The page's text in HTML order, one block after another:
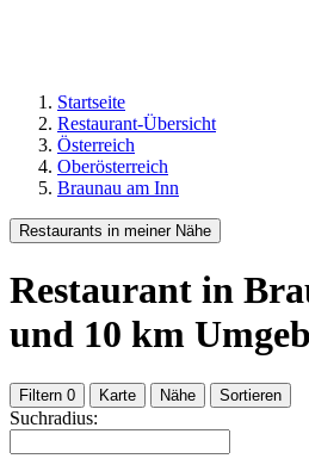
Startseite
Restaurant-Übersicht
Österreich
Oberösterreich
Braunau am Inn
Restaurants in meiner Nähe
Restaurant in
und 10 km
Filtern 0 Karte Nähe Sortieren
Suchradius: